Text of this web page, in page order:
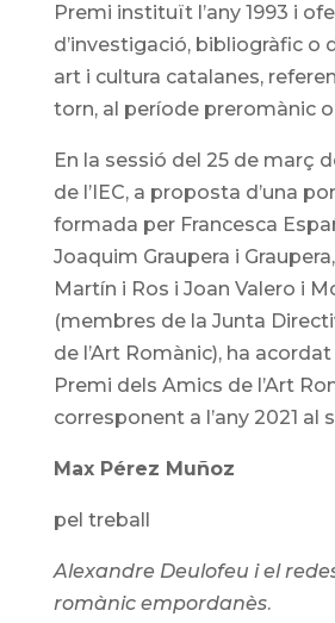
Premi instituït l’any 1993 i
d’investigació, bibliogràfic o
art i cultura catalanes,
torn, al període preromànic
En la sessió del 25 de març
de l’IEC, a proposta d’una
formada per Francesca
Joaquim Graupera i
Martín i Ros i Joan Valero i
(membres de la Junta
de l’Art Romànic), ha
Premi dels Amics de l’Art
corresponent a l’any 2021 al
Max Pérez Muñoz
pel treball
Alexandre Deulofeu i el
romànic empordanès.